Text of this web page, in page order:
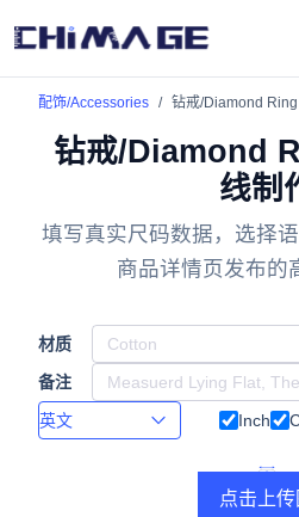
配饰/Accessories 钻戒/Diamond Ring
钻戒/Diamond
线制
填写真实尺码数据，选择
商品详情页发布的
材质
备注
Inch
点击上传